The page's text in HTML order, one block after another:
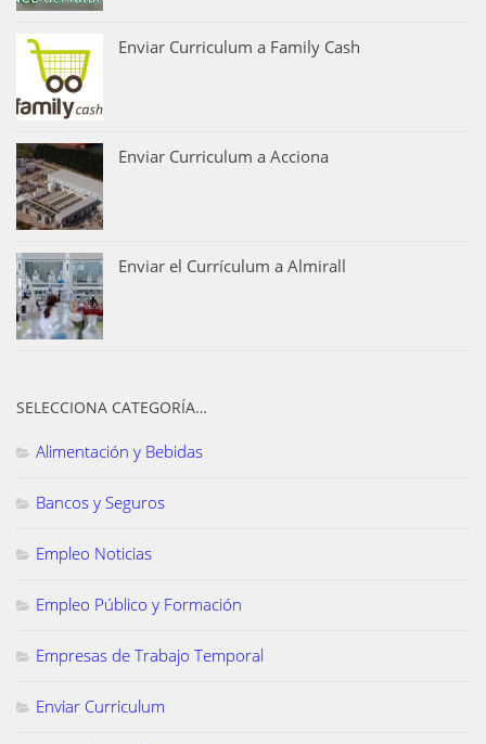
Enviar Curriculum a Family Cash
Enviar Curriculum a Acciona
Enviar el Currículum a Almirall
SELECCIONA CATEGORÍA…
Alimentación y Bebidas
Bancos y Seguros
Empleo Noticias
Empleo Público y Formación
Empresas de Trabajo Temporal
Enviar Curriculum